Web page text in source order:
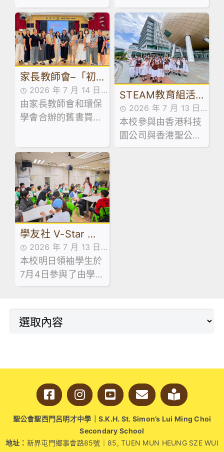
識延伸至領導實踐，
本校訓導組於日前試
後活動期間，精心規
劃並舉辦了兩場學生
領袖系列工作坊。
市集創業
業相關能力，本校企
業、會計與財務概論
科及基本商業科於試
後活動期間，特意安
排同學參加由保良局
青年創業服務中心舉
辦之「黑白廚房創業
速成」課程。
家長教師會–「初
中級舊書買賣」活
動
2026 年 7 月 14 日
家校合作,家長教師會
活動花絮,活動花絮
由家長教師會和環保
學會合辦的舊書買賣
順利舉行！當日禮堂
熱鬧非凡，大批家長
同學滿載而歸！🥰
STEAM教育組活
動：「少年創科探
索家」計劃 – 到校
講座及AI嘉年華
2026 年 7 月 13 日
活動花絮
本校參與由香港科技
園公司與香港聖公會
教育服務部合辦的「
學友社 V-Star 計
劃 — 長者探訪日
2026 年 7 月 13 日
活動花絮
本校明日領袖學生於
7月4日參與了由學友
社舉辦的「V-Star
日」。活動於明愛天
悅長者中心順利舉
聖公會聖西門呂明才中學｜S.K.H. St. Simon’s Lui Ming Choi
Secondary School
地址： 新界屯門鄉事會路85號｜85, TUEN MUN HEUNG SZE WUI